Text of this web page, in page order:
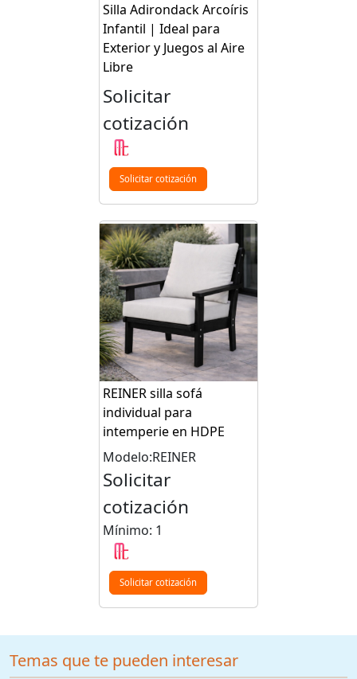
Silla Adirondack Arcoíris
Infantil | Ideal para
Exterior y Juegos al Aire
Libre
Solicitar
cotización
Solicitar cotización
REINER silla sofá
individual para
intemperie en HDPE
Modelo:REINER
Solicitar
cotización
Mínimo: 1
Solicitar cotización
Temas que te pueden interesar